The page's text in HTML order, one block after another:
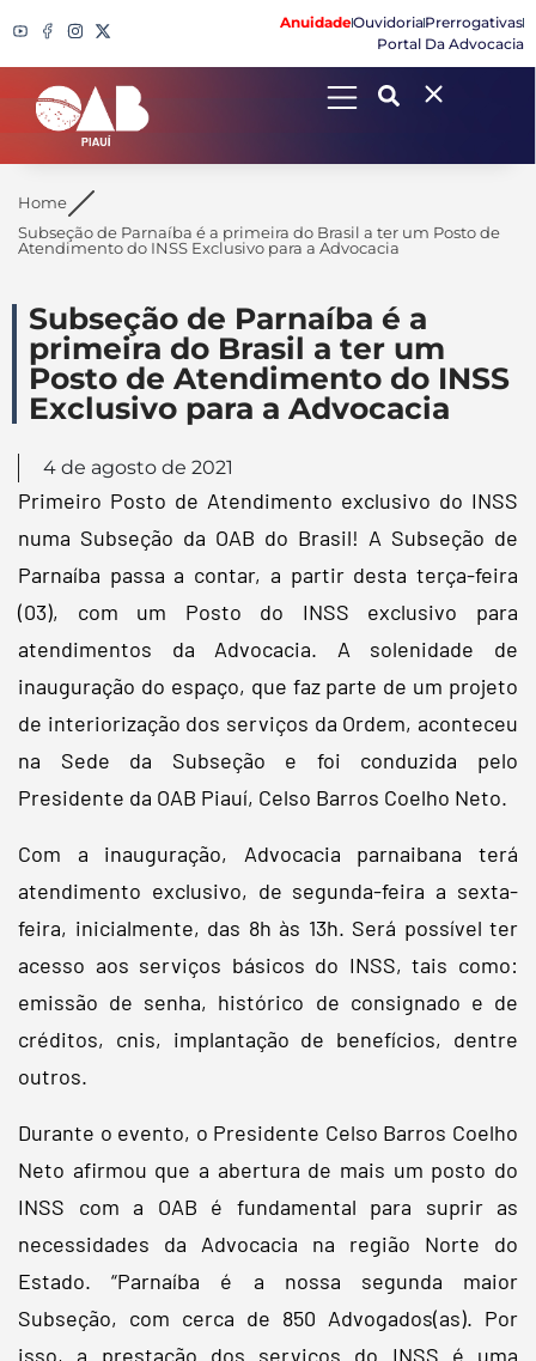
AnuidadeOuvidoriaPrerrogativas
Portal Da Advocacia
Search
Home
Subseção de Parnaíba é a primeira do Brasil a ter um Posto de
Atendimento do INSS Exclusivo para a Advocacia
Subseção de Parnaíba é a
primeira do Brasil a ter um
Posto de Atendimento do INSS
Exclusivo para a Advocacia
4 de agosto de 2021
Primeiro Posto de Atendimento exclusivo do INSS
numa Subseção da OAB do Brasil! A Subseção de
Parnaíba passa a contar, a partir desta terça-feira
(03), com um Posto do INSS exclusivo para
atendimentos da Advocacia. A solenidade de
inauguração do espaço, que faz parte de um projeto
de interiorização dos serviços da Ordem, aconteceu
na Sede da Subseção e foi conduzida pelo
Presidente da OAB Piauí, Celso Barros Coelho Neto.
Com a inauguração, Advocacia parnaibana terá
atendimento exclusivo, de segunda-feira a sexta-
feira, inicialmente, das 8h às 13h. Será possível ter
acesso aos serviços básicos do INSS, tais como:
emissão de senha, histórico de consignado e de
créditos, cnis, implantação de benefícios, dentre
outros.
Durante o evento, o Presidente Celso Barros Coelho
Neto afirmou que a abertura de mais um posto do
INSS com a OAB é fundamental para suprir as
necessidades da Advocacia na região Norte do
Estado. “Parnaíba é a nossa segunda maior
Subseção, com cerca de 850 Advogados(as). Por
isso, a prestação dos serviços do INSS é uma